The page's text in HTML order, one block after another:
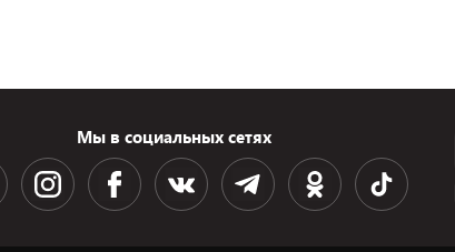
Мы в социальных сетях